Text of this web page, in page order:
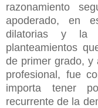
razonamiento
apoderado, en
dilatorias y la
planteamientos
de primer grado, y
profesional, fue
importa tener
recurrente de la